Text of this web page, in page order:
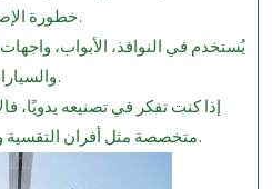
خطورة الإصابات.
والسيارات.
إذا كنت تفكر في تصنيعه يدويًا،
متخصصة مثل أفران التقسية وماكينات التبريد السريع.